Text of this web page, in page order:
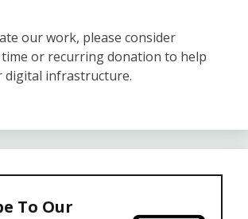
our work, please consider
or recurring donation to help
digital infrastructure.
To Our